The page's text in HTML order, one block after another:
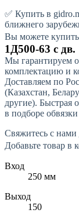
✅ Купить в
ближнего
Вы можете купить
1Д500-63 с
Мы гарантируем
комплектацию и
Доставляем по
(Казахстан,
другие). Быстрая
в подборе
Свяжитесь с нами
Добавьте товар в
Вход
250 мм
Выход
150